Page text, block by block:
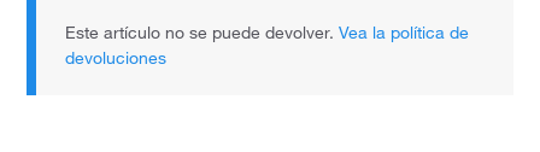
Este artículo no se puede devolver.Vea la política de
devoluciones